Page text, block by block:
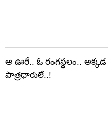
ఆ ఊరే.. ఓ రంగస్థలం..
పాత్రధారులే..!